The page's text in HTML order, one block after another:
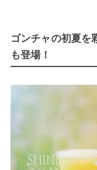
ゴンチャの初夏を
も登場！